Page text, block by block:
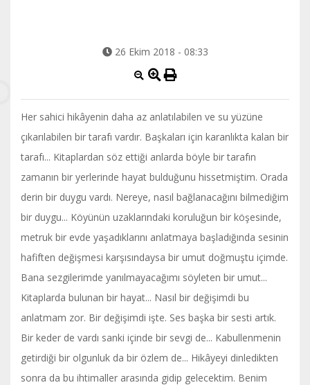
26 Ekim 2018 - 08:33
Her sahici hikâyenin daha az anlatılabilen ve su yüzüne
çıkarılabilen bir tarafı vardır. Başkaları için karanlıkta kalan bir
tarafı... Kitaplardan söz ettiği anlarda böyle bir tarafın
zamanın bir yerlerinde hayat bulduğunu hissetmiştim. Orada
derin bir duygu vardı. Nereye, nasıl bağlanacağını bilmediğim
bir duygu... Köyünün uzaklarındaki koruluğun bir köşesinde,
metruk bir evde yaşadıklarını anlatmaya başladığında sesinin
hafiften değişmesi karşısındaysa bir umut doğmuştu içimde.
Bana sezgilerimde yanılmayacağımı söyleten bir umut...
Kitaplarda bulunan bir hayat... Nasıl bir değişimdi bu
anlatmam zor. Bir değişimdi işte. Ses başka bir sesti artık.
Bir keder de vardı sanki içinde bir sevgi de... Kabullenmenin
getirdiği bir olgunluk da bir özlem de... Hikâyeyi dinledikten
sonra da bu ihtimaller arasında gidip gelecektim. Benim